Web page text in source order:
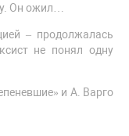
Он ожил…
– продолжалась
не понял одну
и А. Варго